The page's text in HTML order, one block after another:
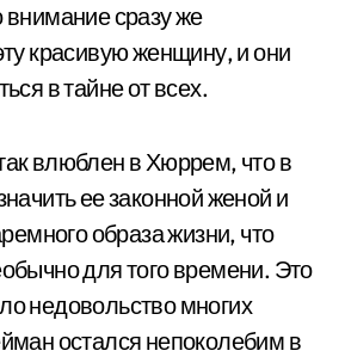
сразу же
красивую женщину, и они
в тайне от всех.
влюблен в Хюррем, что в
ее законной женой и
образа жизни, что
для того времени. Это
недовольство многих
остался непоколебим в